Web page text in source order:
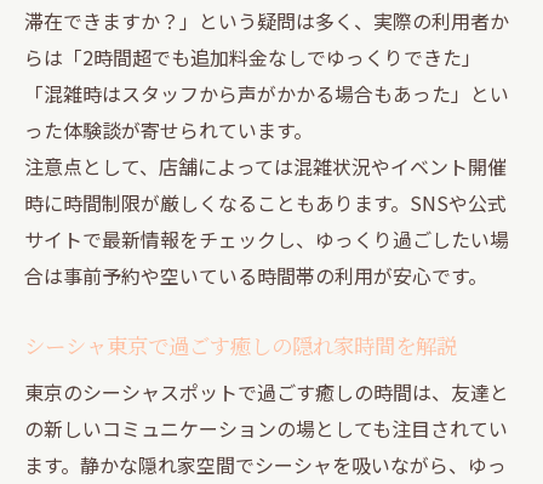
滞在できますか？」という疑問は多く、実際の利用者か
らは「2時間超でも追加料金なしでゆっくりできた」
「混雑時はスタッフから声がかかる場合もあった」とい
った体験談が寄せられています。
注意点として、店舗によっては混雑状況やイベント開催
時に時間制限が厳しくなることもあります。SNSや公式
サイトで最新情報をチェックし、ゆっくり過ごしたい場
合は事前予約や空いている時間帯の利用が安心です。
シーシャ東京で過ごす癒しの隠れ家時間を解説
東京のシーシャスポットで過ごす癒しの時間は、友達と
の新しいコミュニケーションの場としても注目されてい
ます。静かな隠れ家空間でシーシャを吸いながら、ゆっ